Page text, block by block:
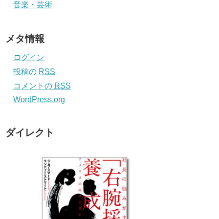
音楽・芸術
メタ情報
ログイン
投稿の RSS
コメントの RSS
WordPress.org
ダイレクト